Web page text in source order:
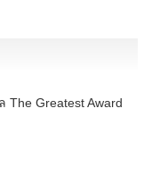
The Greatest Award